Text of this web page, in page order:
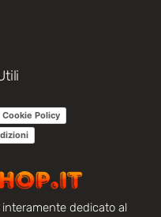
Cookie Policy
dedicato al